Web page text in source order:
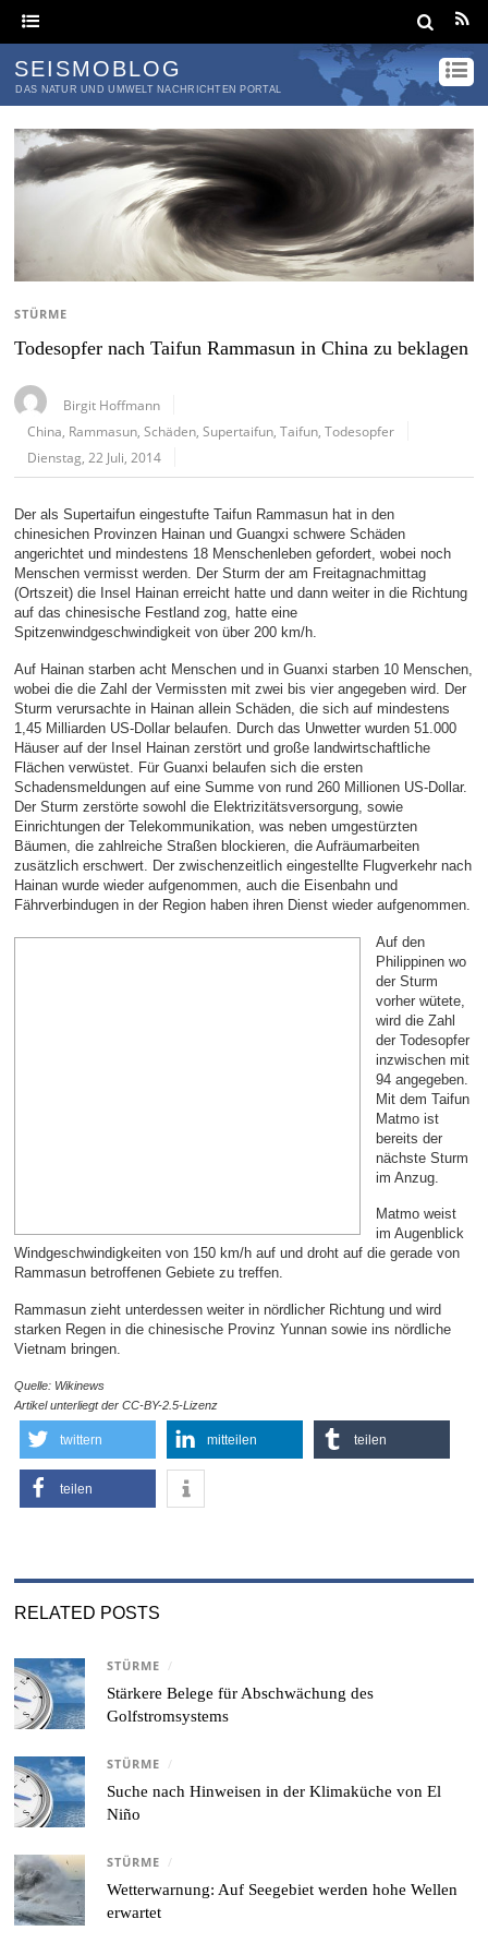
SEISMOBLOG
DAS NATUR UND UMWELT NACHRICHTEN PORTAL
STÜRME
Todesopfer nach Taifun Rammasun in China zu beklagen
Birgit Hoffmann
China, Rammasun,Schäden,Supertaifun,Taifun,Todesopfer
Dienstag, 22 Juli, 2014
Der als Supertaifun eingestufte Taifun Rammasun hat in den
chinesichen Provinzen Hainan und Guangxi schwere Schäden
angerichtet und mindestens 18 Menschenleben gefordert, wobei noch
Menschen vermisst werden. Der Sturm der am Freitagnachmittag
(Ortszeit) die Insel Hainan erreicht hatte und dann weiter in die Richtung
auf das chinesische Festland zog, hatte eine
Spitzenwindgeschwindigkeit von über 200 km/h.
Auf Hainan starben acht Menschen und in Guanxi starben 10 Menschen,
wobei die die Zahl der Vermissten mit zwei bis vier angegeben wird. Der
Sturm verursachte in Hainan allein Schäden, die sich auf mindestens
1,45 Milliarden US-Dollar belaufen. Durch das Unwetter wurden 51.000
Häuser auf der Insel Hainan zerstört und große landwirtschaftliche
Flächen verwüstet. Für Guanxi belaufen sich die ersten
Schadensmeldungen auf eine Summe von rund 260 Millionen US-Dollar.
Der Sturm zerstörte sowohl die Elektrizitätsversorgung, sowie
Einrichtungen der Telekommunikation, was neben umgestürzten
Bäumen, die zahlreiche Straßen blockieren, die Aufräumarbeiten
zusätzlich erschwert. Der zwischenzeitlich eingestellte Flugverkehr nach
Hainan wurde wieder aufgenommen, auch die Eisenbahn und
Fährverbindugen in der Region haben ihren Dienst wieder aufgenommen.
Auf den
Philippinen wo
der Sturm
vorher wütete,
wird die Zahl
der Todesopfer
inzwischen mit
94 angegeben.
Mit dem Taifun
Matmo ist
bereits der
nächste Sturm
im Anzug.
Matmo weist
im Augenblick
Windgeschwindigkeiten von 150 km/h auf und droht auf die gerade von
Rammasun betroffenen Gebiete zu treffen.
Rammasun zieht unterdessen weiter in nördlicher Richtung und wird
starken Regen in die chinesische Provinz Yunnan sowie ins nördliche
Vietnam bringen.
Quelle: Wikinews
Artikel unterliegt der CC-BY-2.5-Lizenz
twittern mitteilen teilen
teilen
RELATED POSTS
STÜRME /
Stärkere Belege für Abschwächung des
Golfstromsystems
STÜRME /
Suche nach Hinweisen in der Klimaküche von El
Niño
STÜRME /
Wetterwarnung: Auf Seegebiet werden hohe Wellen
erwartet